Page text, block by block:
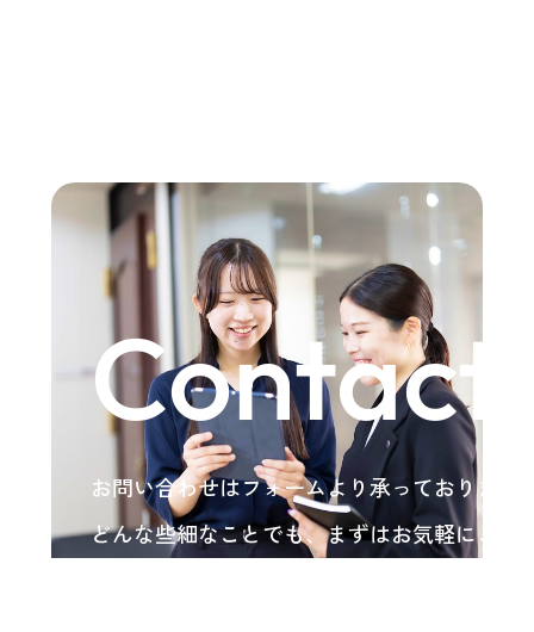
Contact
お問い合わせはフォームより承っております
どんな些細なことでも、まずはお気軽にご相